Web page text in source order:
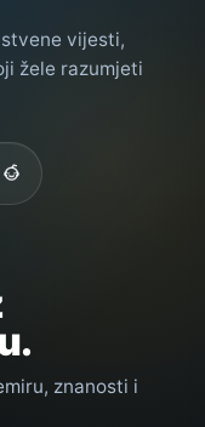
vijesti,
žele razumjeti
znanosti i